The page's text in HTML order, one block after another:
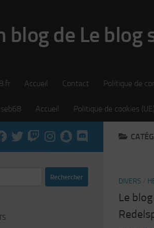
blog de Le blog
Accueil Contact Politique de
Accueil Politique de cookies (UE)
DIVERS
Le